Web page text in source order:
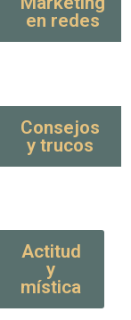
en redes
Consejos
y trucos
Actitud
y
mística